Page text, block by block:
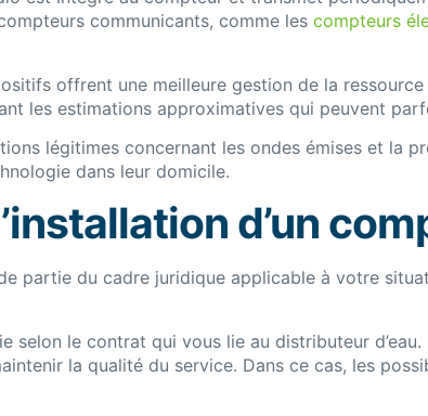
communicants, comme les compteurs
offrent une meilleure gestion de la
les estimations approximatives qui peuvent
légitimes concernant les ondes émises et la
dans leur domicile.
d’un
partie du cadre juridique applicable à votre
selon le contrat qui vous lie au distributeur
la qualité du service. Dans ce cas, les